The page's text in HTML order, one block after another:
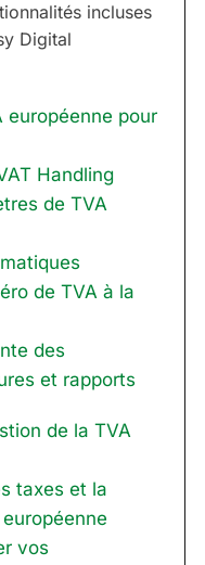
incluses
Digital
européenne pour
Handling
de TVA
de TVA à la
des
et rapports
de la TVA
taxes et la
vos